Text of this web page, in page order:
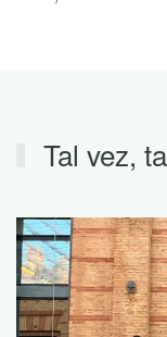
Tal vez,